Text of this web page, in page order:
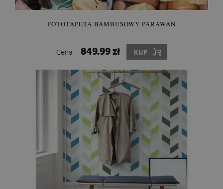
FOTOTAPETA BAMBUSOWY PARAWAN
Cena: 849.99 zł KUP